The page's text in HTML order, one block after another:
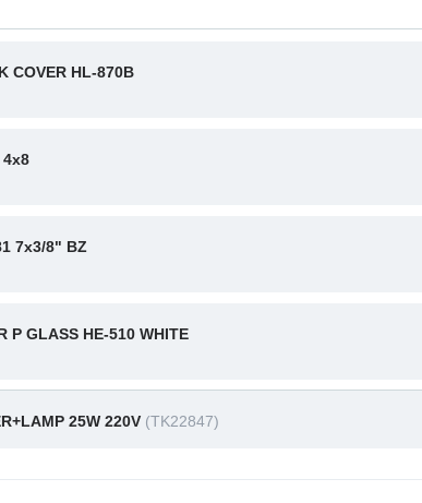
COVER HL-870B
4x8
7x3/8" BZ
P GLASS HE-510 WHITE
25W 220V (TK22847)